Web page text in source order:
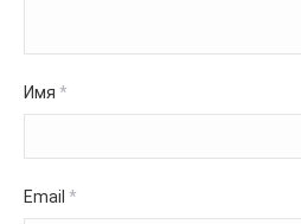
Имя *
Email *